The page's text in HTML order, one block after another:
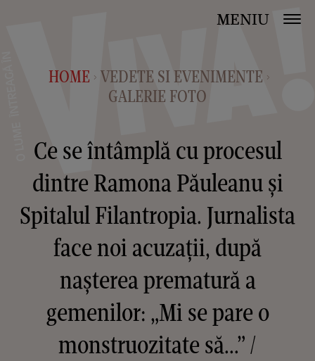
MENIU
HOME > VEDETE SI EVENIMENTE >
GALERIE FOTO
Ce se întâmplă cu procesul
dintre Ramona Păuleanu și
Spitalul Filantropia. Jurnalista
face noi acuzații, după
nașterea prematură a
gemenilor: „Mi se pare o
monstruozitate să...” /